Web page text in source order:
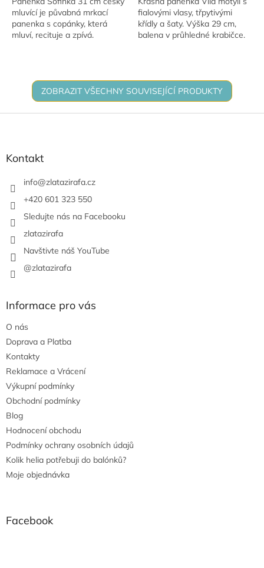
mluvící je půvabná mrkací
panenka s copánky, která
mluví, recituje a zpívá.
fialovými vlasy, třpytivými
křídly a šaty. Výška 29 cm,
balena v průhledné krabičce.
ZOBRAZIT VŠECHNY SOUVISEJÍCÍ PRODUKTY
Z
Kontakt
info@zlatazirafa.cz
+420 601 323 550
Sledujte nás na Facebooku
zlatazirafa
Navštivte náš YouTube
@zlatazirafa
Informace pro vás
O nás
Doprava a Platba
Kontakty
Reklamace a Vrácení
Výkupní podmínky
Obchodní podmínky
Blog
Hodnocení obchodu
Podmínky ochrany osobních údajů
Kolik helia potřebuji do balónků?
Moje objednávka
Facebook